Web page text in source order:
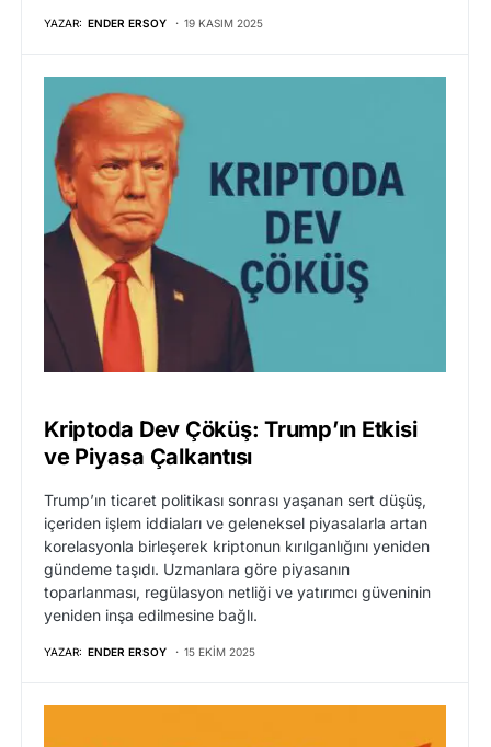
YAZAR: ENDER ERSOY 19 KASIM 2025
Kriptoda Dev Çöküş: Trump’ın Etkisi
ve Piyasa Çalkantısı
Trump’ın ticaret politikası sonrası yaşanan sert düşüş,
içeriden işlem iddiaları ve geleneksel piyasalarla artan
korelasyonla birleşerek kriptonun kırılganlığını yeniden
gündeme taşıdı. Uzmanlara göre piyasanın
toparlanması, regülasyon netliği ve yatırımcı güveninin
yeniden inşa edilmesine bağlı.
YAZAR: ENDER ERSOY 15 EKIM 2025